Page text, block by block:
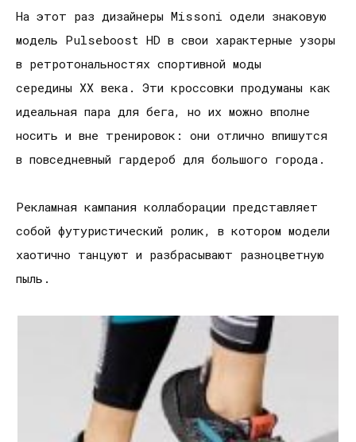
На этот раз дизайнеры Missoni одели знаковую
модель Pulseboost HD в свои характерные узоры
в ретротональностях спортивной моды
середины ХХ века. Эти кроссовки продуманы как
идеальная пара для бега, но их можно вполне
носить и вне тренировок: они отлично впишутся
в повседневный гардероб для большого города.
Рекламная кампания коллаборации представляет
собой футуристический ролик, в котором модели
хаотично танцуют и разбрасывают разноцветную
пыль.